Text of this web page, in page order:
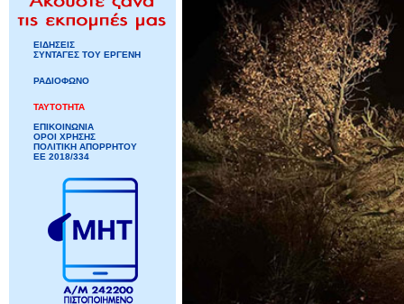
ΕΙΔΗΣΕΙΣ
ΣΥΝΤΑΓΕΣ ΤΟΥ ΕΡΓΕΝΗ
ΡΑΔΙΟΦΩΝΟ
ΤΑΥΤΟΤΗΤΑ
ΕΠΙΚΟΙΝΩΝΙΑ
ΟΡΟΙ ΧΡΗΣΗΣ
ΠΟΛΙΤΙΚΗ ΑΠΟΡΡΗΤΟΥ
ΕΕ 2018/334